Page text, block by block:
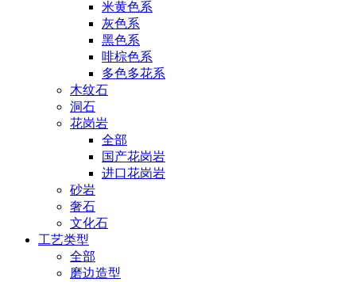
米黄色系
灰色系
黑色系
啡棕色系
多色多花系
木纹石
洞石
花岗岩
全部
国产花岗岩
进口花岗岩
砂岩
奢石
文化石
工艺类型
全部
磨边造型